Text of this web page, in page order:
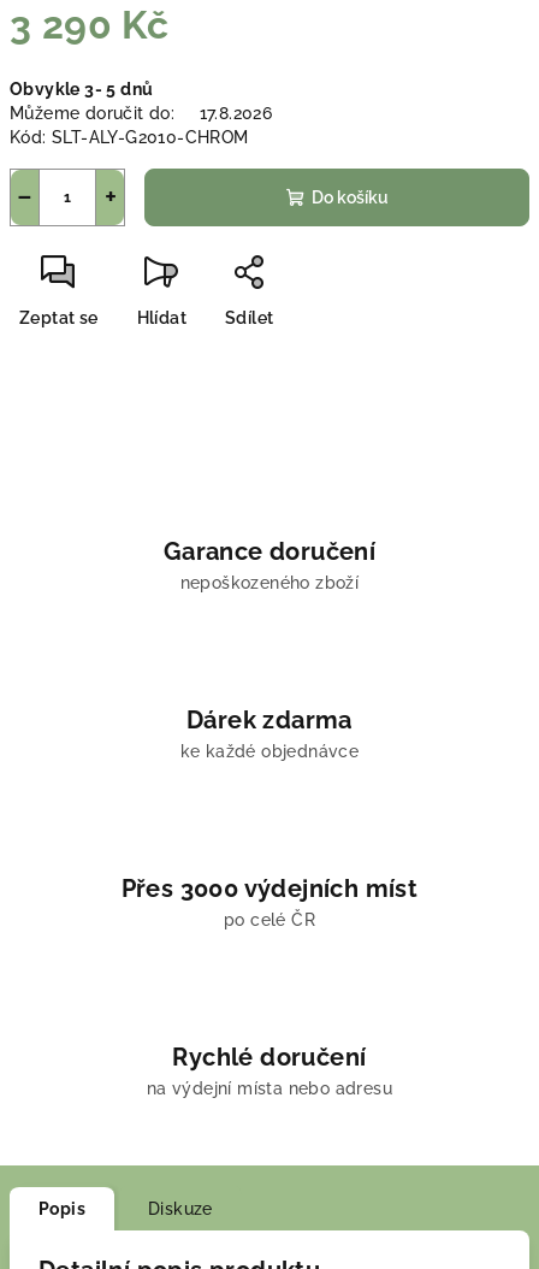
3 290 Kč
cena:
Obvykle 3- 5 dnů
Můžeme doručit do:
17.8.2026
Kód: SLT-ALY-G2010-CHROM
+
− Do košíku
Zeptat se Hlídat Sdílet
Garance doručení
nepoškozeného zboží
Dárek zdarma
ke každé objednávce
Přes 3000 výdejních míst
po celé ČR
Rychlé doručení
na výdejní místa nebo adresu
Popis Diskuze